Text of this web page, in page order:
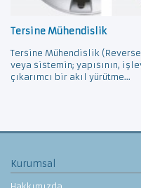
Tersine Mühendislik
Tersine Mühendislik
veya sistemin; yapısının,
çıkarımcı bir akıl yürütme...
Kurumsal